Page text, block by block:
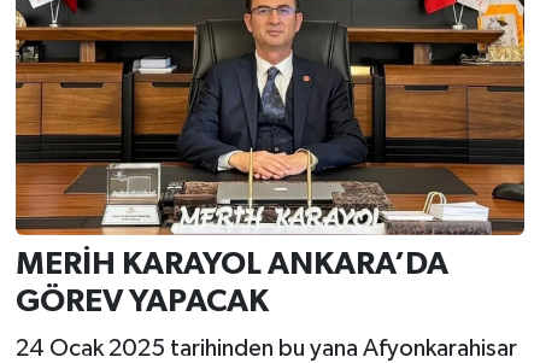
MERİH KARAYOL ANKARA’DA
GÖREV YAPACAK
24 Ocak 2025 tarihinden bu yana Afyonkarahisar